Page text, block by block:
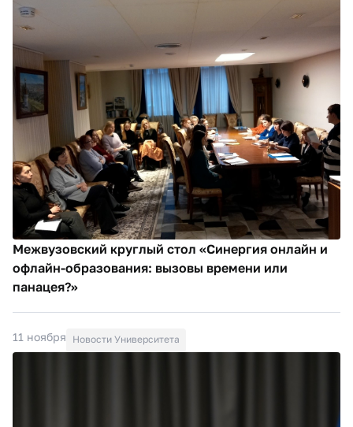
Межвузовский круглый стол «Синергия онлайн и
офлайн-образования: вызовы времени или
панацея?»
11 ноября Новости Университета